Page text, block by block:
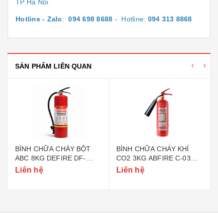
TP Hà Nội
Hotline - Zalo:094 698 8688 - Hotline: 094 313 8868
SẢN PHẨM LIÊN QUAN
BÌNH CHỮA CHÁY BỘT
ABC 8KG DEFIRE DF-
ABC8 (BỘ CÔNG AN)
Liên hệ
BÌNH CHỮA CHÁY KHÍ
CO2 3KG ABFIRE C-03
(TEM BỘ CÔNG AN)
Liên hệ